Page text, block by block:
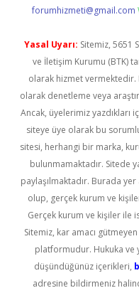
forumhizmeti@gmail.com
Yasal Uyarı: Sitemiz, 5651
ve İletişim Kurumu (BTK)
olarak hizmet
olarak denetleme veya
Ancak, üyelerimiz yazdıkları
siteye üye olarak bu
sitesi, herhangi bir marka,
bulunmamaktadır. Sitede
paylaşılmaktadır. Burada
olup, gerçek kurum ve
Gerçek kurum ve kişiler ile
Sitemiz, kar amacı
platformudur. Hukuka ve
düşündüğünüz içerikleri,
adresine bildirmeniz